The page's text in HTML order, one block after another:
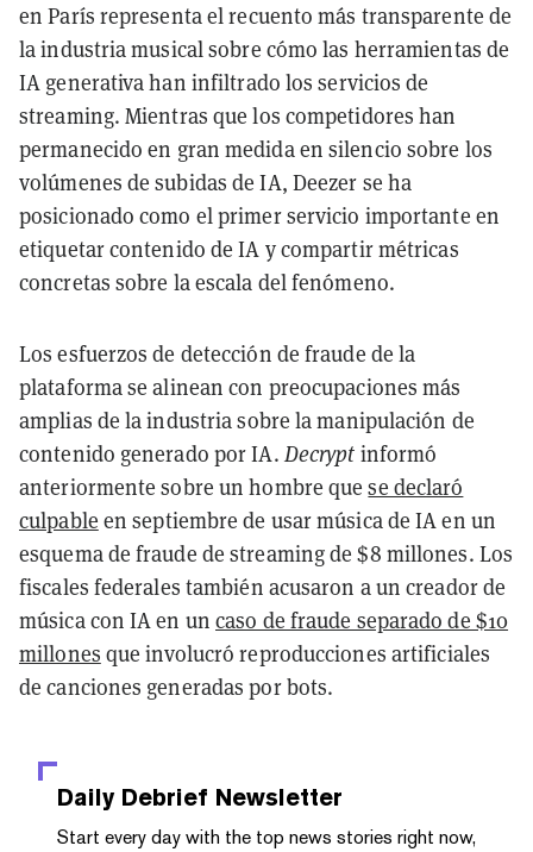
en París representa el recuento más transparente de
la industria musical sobre cómo las herramientas de
IA generativa han infiltrado los servicios de
streaming. Mientras que los competidores han
permanecido en gran medida en silencio sobre los
volúmenes de subidas de IA, Deezer se ha
posicionado como el primer servicio importante en
etiquetar contenido de IA y compartir métricas
concretas sobre la escala del fenómeno.
Los esfuerzos de detección de fraude de la
plataforma se alinean con preocupaciones más
amplias de la industria sobre la manipulación de
contenido generado por IA. Decrypt informó
anteriormente sobre un hombre quese declaró
culpable en septiembre de usar música de IA en un
esquema de fraude de streaming de $8 millones. Los
fiscales federales también acusaron a un creador de
música con IA en uncaso de fraude separado de $10
millones que involucró reproducciones artificiales
de canciones generadas por bots.
Daily Debrief Newsletter
Start every day with the top news stories right now,